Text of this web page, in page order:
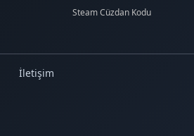
Steam Cüzdan Kodu
İletişim